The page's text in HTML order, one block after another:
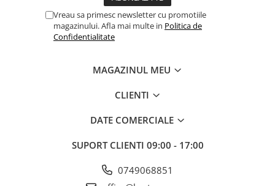
Accesorii gips carton
Vreau sa primesc newsletter cu promotiile
magazinului. Afla mai multe in Politica de
Confidentialitate
MAGAZINUL MEU
CLIENTI
DATE COMERCIALE
SUPORT CLIENTI 09:00 - 17:00
0749068851